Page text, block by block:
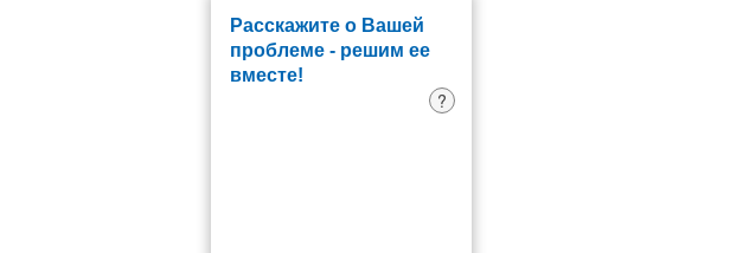
Расскажите о Вашей
проблеме - решим ее
вместе!
?